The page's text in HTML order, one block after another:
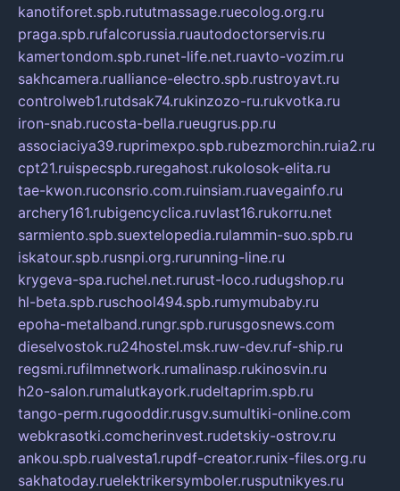
kanotiforet.spb.rututmassage.ruecolog.org.ru
praga.spb.rufalcorussia.ruautodoctorservis.ru
kamertondom.spb.runet-life.net.ruavto-vozim.ru
sakhcamera.rualliance-electro.spb.rustroyavt.ru
controlweb1.rutdsak74.rukinzozo-ru.rukvotka.ru
iron-snab.rucosta-bella.rueugrus.pp.ru
associaciya39.ruprimexpo.spb.rubezmorchin.ruia2.ru
cpt21.ruispecspb.ruregahost.rukolosok-elita.ru
tae-kwon.ruconsrio.com.ruinsiam.ruavegainfo.ru
archery161.rubigencyclica.ruvlast16.rukorru.net
sarmiento.spb.suextelopedia.rulammin-suo.spb.ru
iskatour.spb.rusnpi.org.rurunning-line.ru
krygeva-spa.ruchel.net.rurust-loco.rudugshop.ru
hl-beta.spb.ruschool494.spb.rumymubaby.ru
epoha-metalband.rungr.spb.rurusgosnews.com
dieselvostok.ru24hostel.msk.ruw-dev.ruf-ship.ru
regsmi.rufilmnetwork.rumalinasp.rukinosvin.ru
h2o-salon.rumalutkayork.rudeltaprim.spb.ru
tango-perm.rugooddir.rusgv.sumultiki-online.com
webkrasotki.comcherinvest.rudetskiy-ostrov.ru
ankou.spb.rualvesta1.rupdf-creator.runix-files.org.ru
sakhatoday.ruelektrikersymboler.rusputnikyes.ru